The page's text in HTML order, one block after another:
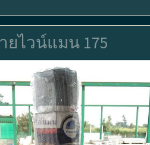
ยไวน์แมน 175